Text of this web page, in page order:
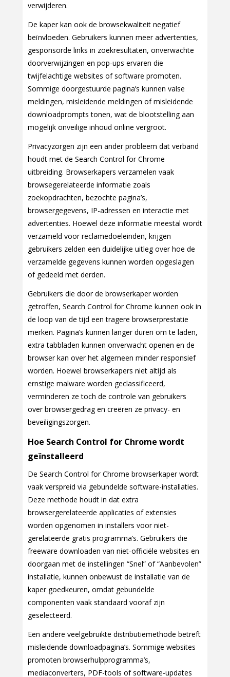
verwijderen.
De kaper kan ook de browsekwaliteit negatief
beïnvloeden. Gebruikers kunnen meer advertenties,
gesponsorde links in zoekresultaten, onverwachte
doorverwijzingen en pop-ups ervaren die
twijfelachtige websites of software promoten.
Sommige doorgestuurde pagina’s kunnen valse
meldingen, misleidende meldingen of misleidende
downloadprompts tonen, wat de blootstelling aan
mogelijk onveilige inhoud online vergroot.
Privacyzorgen zijn een ander probleem dat verband
houdt met de Search Control for Chrome
uitbreiding. Browserkapers verzamelen vaak
browsegerelateerde informatie zoals
zoekopdrachten, bezochte pagina’s,
browsergegevens, IP-adressen en interactie met
advertenties. Hoewel deze informatie meestal wordt
verzameld voor reclamedoeleinden, krijgen
gebruikers zelden een duidelijke uitleg over hoe de
verzamelde gegevens kunnen worden opgeslagen
of gedeeld met derden.
Gebruikers die door de browserkaper worden
getroffen, Search Control for Chrome kunnen ook in
de loop van de tijd een tragere browserprestatie
merken. Pagina’s kunnen langer duren om te laden,
extra tabbladen kunnen onverwacht openen en de
browser kan over het algemeen minder responsief
worden. Hoewel browserkapers niet altijd als
ernstige malware worden geclassificeerd,
verminderen ze toch de controle van gebruikers
over browsergedrag en creëren ze privacy- en
beveiligingszorgen.
Hoe Search Control for Chrome wordt
geïnstalleerd
De Search Control for Chrome browserkaper wordt
vaak verspreid via gebundelde software-installaties.
Deze methode houdt in dat extra
browsergerelateerde applicaties of extensies
worden opgenomen in installers voor niet-
gerelateerde gratis programma’s. Gebruikers die
freeware downloaden van niet-officiële websites en
doorgaan met de instellingen “Snel” of “Aanbevolen”
installatie, kunnen onbewust de installatie van de
kaper goedkeuren, omdat gebundelde
componenten vaak standaard vooraf zijn
geselecteerd.
Een andere veelgebruikte distributiemethode betreft
misleidende downloadpagina’s. Sommige websites
promoten browserhulpprogramma’s,
mediaconverters, PDF-tools of software-updates